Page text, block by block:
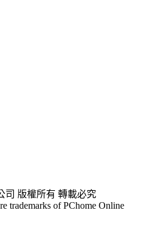
司 版權所有 轉載必究
trademarks of PChome Online